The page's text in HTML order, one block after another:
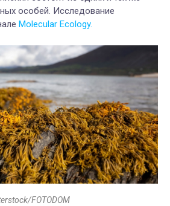
особей. Исследование
Molecular Ecology.
FOTODOM